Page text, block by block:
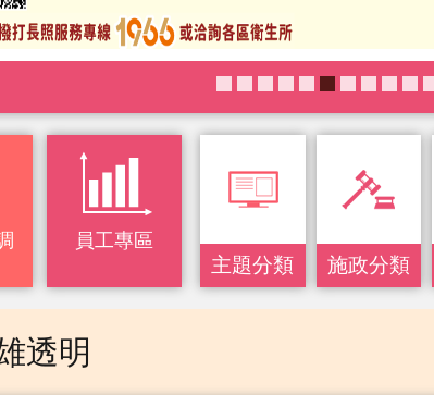
員工專區
主題分類 施政分類
透明